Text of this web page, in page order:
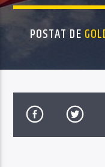
POSTAT DE